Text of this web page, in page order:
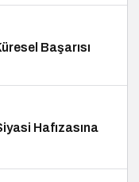
Başarısı
Hafızasına